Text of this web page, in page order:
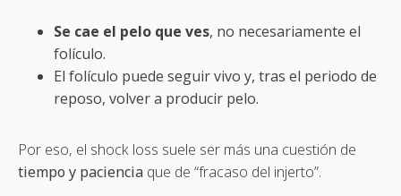
Se cae el pelo que ves, no necesariamente el
folículo.
El folículo puede seguir vivo y, tras el periodo de
reposo, volver a producir pelo.
Por eso, el shock loss suele ser más una cuestión de
tiempo y paciencia que de “fracaso del injerto”.